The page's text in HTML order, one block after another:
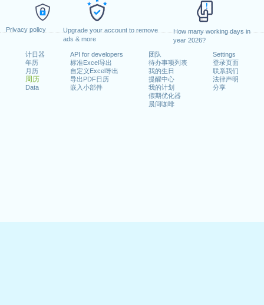
Privacy policy
Upgrade your account to remove
ads & more
How many working days in
year 2026?
计日器
年历
月历
周历
Data
API for developers
标准Excel导出
自定义Excel导出
导出PDF日历
嵌入小部件
团队
待办事项列表
我的生日
提醒中心
我的计划
假期优化器
晨间咖啡
Settings
登录页面
联系我们
法律声明
分享